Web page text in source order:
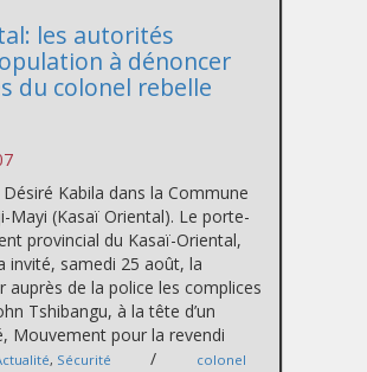
les autorités
à dénoncer
du colonel rebelle
Kabila dans la Commune
Mayi (Kasaï Oriental). Le porte-
provincial du Kasaï-Oriental,
invité, samedi 25 août, la
auprès de la police les complices
Tshibangu, à la tête d’un
Mouvement pour la revendi
, Sécurité /
colonel